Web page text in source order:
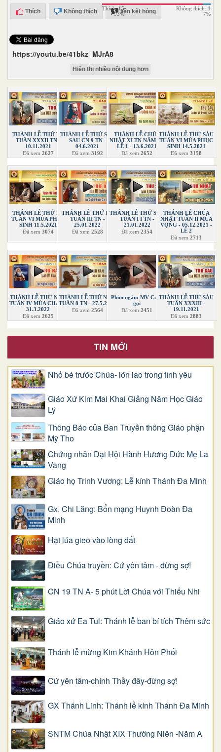
Thích Không thích liên kết hỏng
Thích:15
93%
Không thích: 1
7%
https://youtu.be/41bkz_MJrA8
Hiển thị nhiều nội dung hơn
THÁNH LỄ THỨ TƯ
TUẦN XXXII TN -
10.11.2021
Đã xem 2627
THÁNH LỄ THỨ SÁU
SAU CN 9 TN -
04.6.2021
Đã xem 3192
THÁNH LỄ CHÚA
NHẬT XI TN NĂM B -
LỄ 1 - 13.6.2021
Đã xem2652
THÁNH LỄ THỨ SÁU
TUẦN VI MÙA PHỤC
SINH 14.5.2021
Đã xem3158
THÁNH LỄ THỨ BA
TUẦN VI MÙA PHỤC
SINH 11.5.2021
Đã xem 3074
THÁNH LỄ THỨ BA
TUẦN III TN -
25.01.2022
Đã xem 2528
THÁNH LỄ THỨ SÁU
TUẦN I I TN -
21.01.2022
Đã xem2354
THÁNH LỄ CHÚA
NHẬT TUẦN II MÙA
VỌNG - 05.12.2021 -
LỄ 2
Đã xem2713
THÁNH LỄ THỨ NĂM
TUẦN IV MÙA CHAY -
31.3.2022
Đã xem 2625
THÁNH LỄ THỨ NĂM
TUẦN 8 TN - 27.5.2021
Đã xem 2564
Phim ngắn: MV Cuộc
gọi
Đã xem2451
THÁNH LỄ THỨ SÁU
TUẦN XXXIII -
19.11.2021
Đã xem2883
TIN MỚI
Nhỏ bé trước Chúa- lớn lao trong tình yêu
Giáo Xứ Kim Mai Khai Giảng Năm Học Giáo
Lý
Thông Báo của Ban Truyền thông Giáo phận
Mỹ Tho
Chứng nhân Đại Hội Hành Hương Đức Mẹ La
Vang
Giáo họ Trinh Vương: Lễ kính Thánh Đa Minh
Gx. Chi Lăng: Bổn mạng Huynh Đoàn Đa
Minh
Hạt lúa gieo vào lòng đất
Điều Chúa truyền: Cứ yên tâm - đừng sợ!
CN 19 TN A- 5 phút Lời Chúa với Thiếu Nhi
Giáo xứ Ea Tul: Thánh lễ ban bí tích Thêm sức
Thánh lễ mừng Kim Khánh Hôn Phối
Cứ yên tâm-chính Thầy đây-đừng sợ!
GX Thánh Linh: Thánh lễ kính Thánh Đa Minh
SNTM Chúa Nhật XIX Thường Niên -Năm A